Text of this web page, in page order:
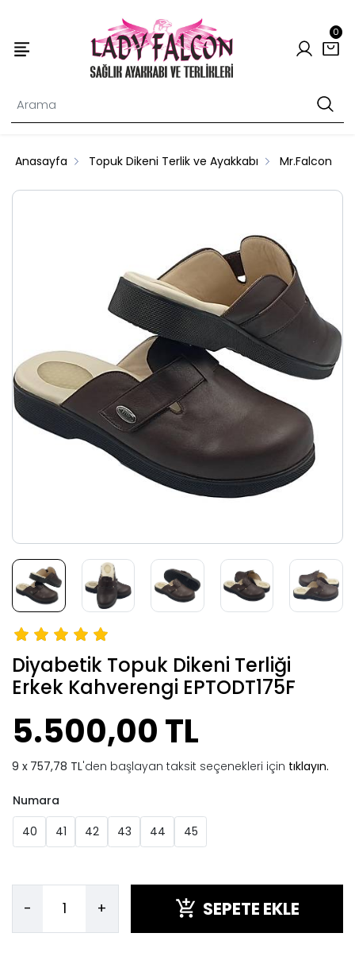
0
Anasayfa Topuk Dikeni Terlik ve Ayakkabı Mr.Falcon
Diyabetik Topuk Dikeni Terliği
Erkek Kahverengi EPTODT175F
5.500,00 TL
757,78 TL'den başlayan taksit seçenekleri için tıklayın.
Numara
40
41 42 43 44 45
- + SEPETE EKLE